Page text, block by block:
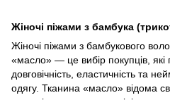
Жіночі піжами з бамбука
Жіночі піжами з бамбукового
«масло» — це вибір покупців, які
довговічність, еластичність та
одягу. Тканина «масло» відома